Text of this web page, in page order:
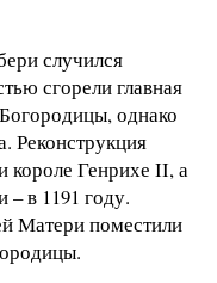
случился
сгорели главная
однако
Реконструкция
короле Генрихе II, а
– в 1191 году.
Матери поместили